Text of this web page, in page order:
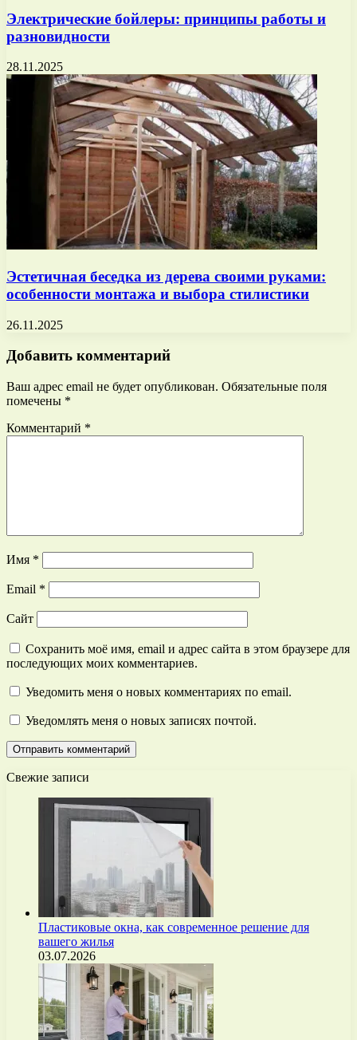
Электрические бойлеры: принципы работы и
разновидности
28.11.2025
Эстетичная беседка из дерева своими руками:
особенности монтажа и выбора стилистики
26.11.2025
Добавить комментарий
Ваш адрес email не будет опубликован. Обязательные поля
помечены *
Комментарий *
Имя *
Email *
Сайт
Сохранить моё имя, email и адрес сайта в этом браузере для
последующих моих комментариев.
Уведомить меня о новых комментариях по email.
Уведомлять меня о новых записях почтой.
Свежие записи
Пластиковые окна, как современное решение для
вашего жилья
03.07.2026